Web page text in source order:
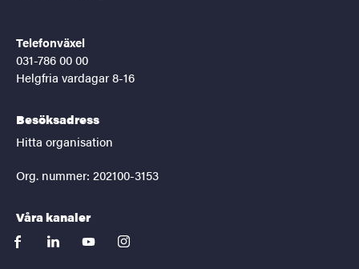
Telefonväxel
031-786 00 00
Helgfria vardagar 8-16
Besöksadress
Hitta organisation
Org. nummer: 202100-3153
Våra kanaler
facebooklinkedinyoutubeinstagram